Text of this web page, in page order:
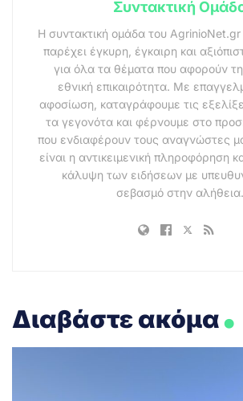
Συντακτική
Η συντακτική ομάδα του
παρέχει έγκυρη, έγκαιρη και
για όλα τα θέματα που αφορούν
εθνική επικαιρότητα. Με
αφοσίωση, καταγράφουμε τις
τα γεγονότα και φέρνουμε στο
που ενδιαφέρουν τους αναγνώστες
είναι η αντικειμενική πληροφόρηση
κάλυψη των ειδήσεων με
σεβασμό στην αλήθεια.
Διαβάστε ακόμα.